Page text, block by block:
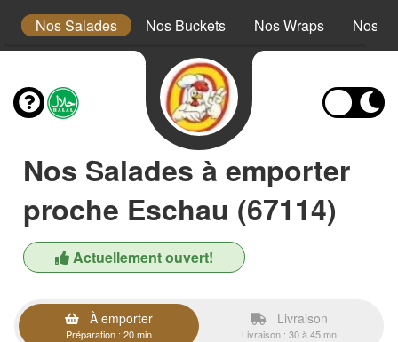
Nos Salades Nos Buckets Nos Wraps Nos
Nos Salades à emporter
proche Eschau (67114)
Actuellement ouvert!
À emporter
Préparation : 20 min
Livraison
Livraison : 30 à 45 mn